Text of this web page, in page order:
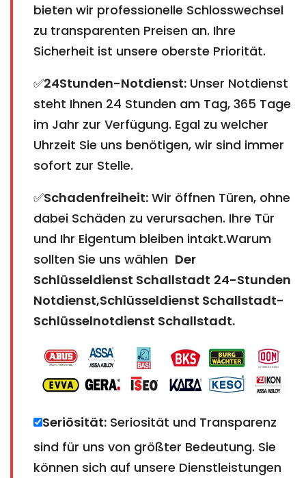
bieten wir professionelle Schlosswechsel
zu transparenten Preisen an. Ihre
Sicherheit ist unsere oberste Priorität.
✅24Stunden-Notdienst: Unser Notdienst
steht Ihnen 24 Stunden am Tag, 365 Tage
im Jahr zur Verfügung. Egal zu welcher
Uhrzeit Sie uns benötigen, wir sind immer
sofort zur Stelle.
✅Schadenfreiheit: Wir öffnen Türen, ohne
dabei Schäden zu verursachen. Ihre Tür
und Ihr Eigentum bleiben intakt.Warum
sollten Sie uns wählen Der
Schlüsseldienst Schallstadt 24-Stunden
Notdienst,Schlüsseldienst Schallstadt-
Schlüsselnotdienst Schallstadt.
Seriösität: Seriosität und Transparenz
sind für uns von größter Bedeutung. Sie
können sich auf unsere Dienstleistungen